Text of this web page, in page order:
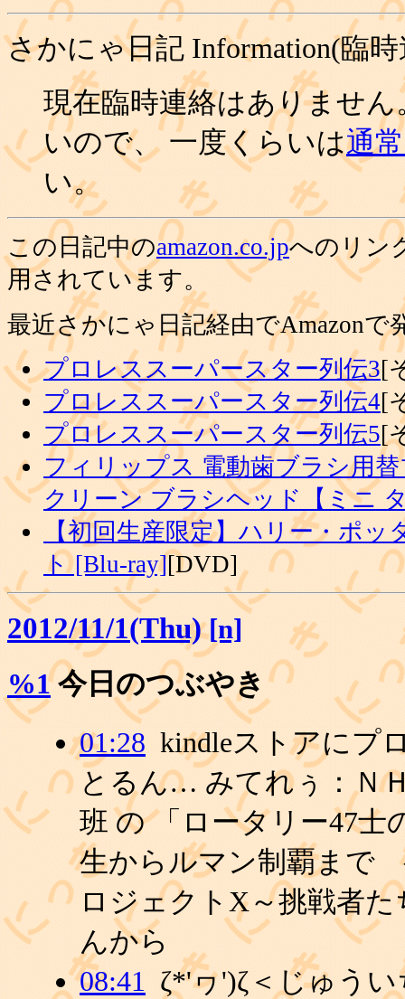
さかにゃ日記 Information(臨
現在臨時連絡はありませ
いので、 一度くらいは通
い。
この日記中のamazon.co.jpへのリン
用されています。
最近さかにゃ日記経由でAmazon
プロレススーパースター列伝3[
プロレススーパースター列伝4[
プロレススーパースター列伝5[
フィリップス 電動歯ブラシ用
クリーン ブラシヘッド【ミニ
【初回生産限定】ハリー・ポ
ト [Blu-ray][DVD]
2012/11/1(Thu) [n]
%1今日のつぶやき
01:28 kindleストアにプ
とるん… みてれぅ：Ｎ
班 の 「ロータリー47士
生からルマン制覇まで
ロジェクトX～挑戦者
んから
08:41 ζ*'ヮ')ζ＜じゅう